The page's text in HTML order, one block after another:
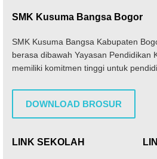
SMK Kusuma Bangsa Bogor
SMK Kusuma Bangsa Kabupaten
berasa dibawah Yayasan Pendidikan
memiliki komitmen tinggi untuk
DOWNLOAD BROSUR
LINK SEKOLAH